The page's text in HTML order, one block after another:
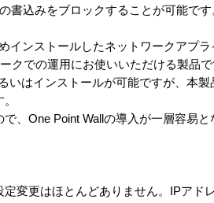
書込みをブロックすることが可能です
インストールしたネットワークアプ
クでの運用にお使いいただける製品で
いはインストールが可能ですが、本
、One Point Wallの導入が一層容易と
変更はほとんどありません。IPアド